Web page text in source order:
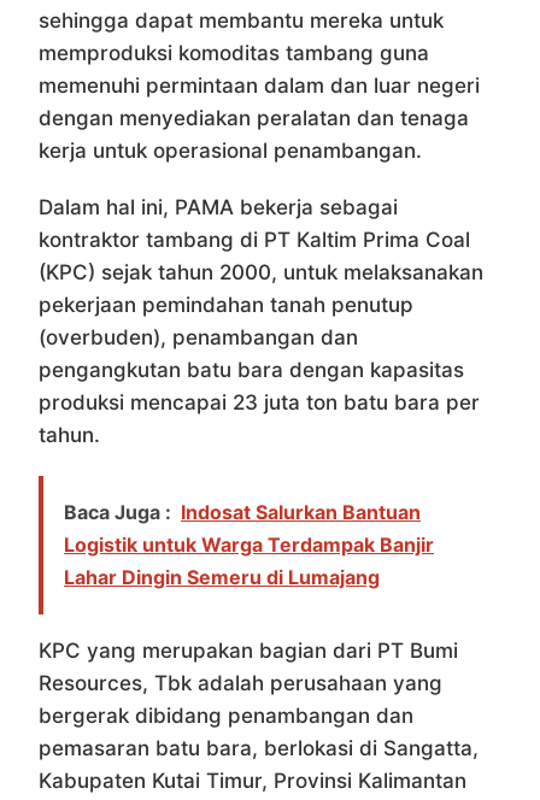
sehingga dapat membantu mereka untuk
memproduksi komoditas tambang guna
memenuhi permintaan dalam dan luar negeri
dengan menyediakan peralatan dan tenaga
kerja untuk operasional penambangan.
Dalam hal ini, PAMA bekerja sebagai
kontraktor tambang di PT Kaltim Prima Coal
(KPC) sejak tahun 2000, untuk melaksanakan
pekerjaan pemindahan tanah penutup
(overbuden), penambangan dan
pengangkutan batu bara dengan kapasitas
produksi mencapai 23 juta ton batu bara per
tahun.
Baca Juga : Indosat Salurkan Bantuan
Logistik untuk Warga Terdampak Banjir
Lahar Dingin Semeru di Lumajang
KPC yang merupakan bagian dari PT Bumi
Resources, Tbk adalah perusahaan yang
bergerak dibidang penambangan dan
pemasaran batu bara, berlokasi di Sangatta,
Kabupaten Kutai Timur, Provinsi Kalimantan